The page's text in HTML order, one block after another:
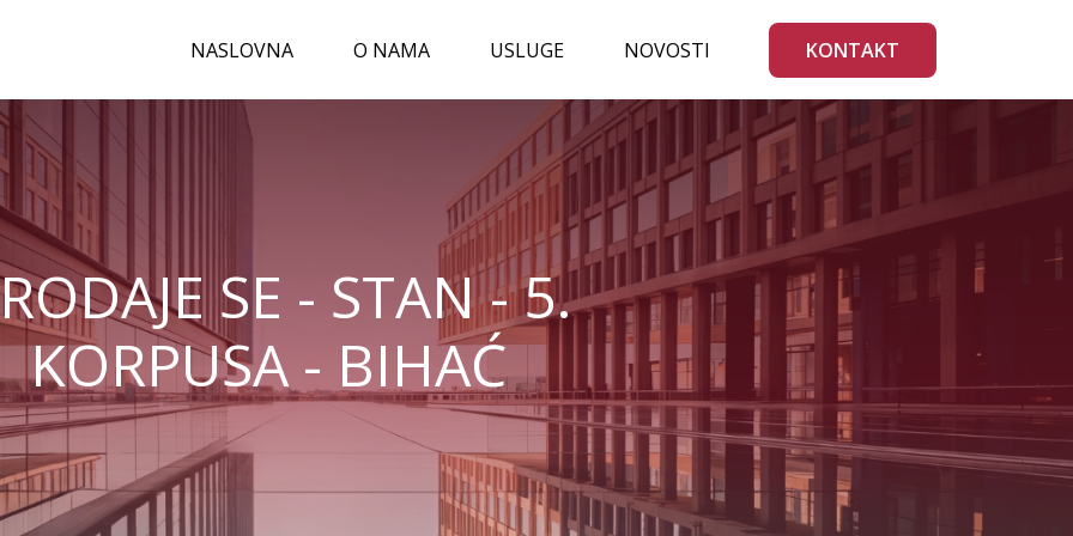
NASLOVNA O NAMA USLUGE NOVOSTI KONTAKT
SE - STAN - 5.
KORPUSA - BIHAĆ